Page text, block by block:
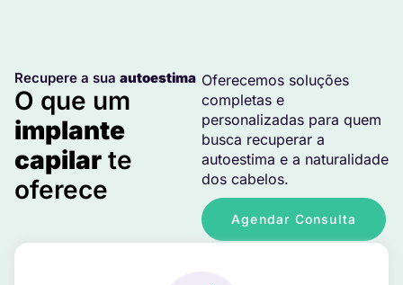
Recupere a sua autoestima
O que um
implante
capilar te
oferece
Oferecemos soluções
completas e
personalizadas para quem
busca recuperar a
autoestima e a naturalidade
dos cabelos.
Agendar Consulta